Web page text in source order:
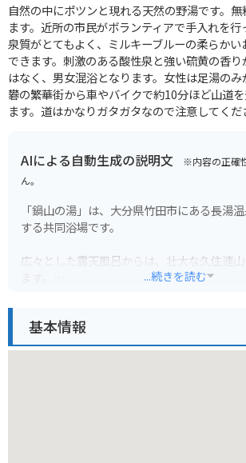
自然の中にポツンと現れる天然の野湯です。
ます。近所の市民がボランティアで手入れを行
泉質がとてもよく、ミルキーブルーの柔らか
できます。刺激のある酸性泉と強い硫黄の香
はなく、男女混浴となります。女性は足湯の
礬の繁華街から車やバイクで約10分ほど山道
ます。道はかなりガタガタなので注意してくだ
AIによる自動生成の説明文 ※内容の正確
ん。
「鍋山の湯」は、大分県竹田市にある長湯
する共同浴場です。
広々とした露天風呂からは、壮大な久住連
料金は200円とリーズナブルな価格設定も魅
...続きを読む
基本情報